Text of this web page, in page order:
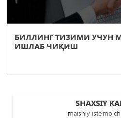
БИЛЛИНГ ТИЗИМИ УЧУН
ИШЛАБ ЧИҚИШ
SHAXSIY
maishiy